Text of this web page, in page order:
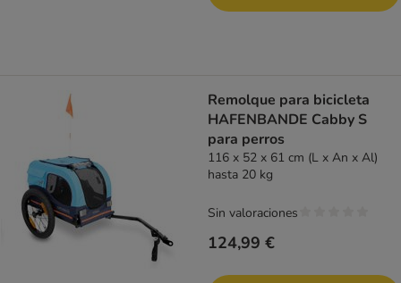
Remolque para bicicleta
HAFENBANDE Cabby S
para perros
116 x 52 x 61 cm (L x An x Al)
hasta 20 kg
124,99 €
Sin valoraciones